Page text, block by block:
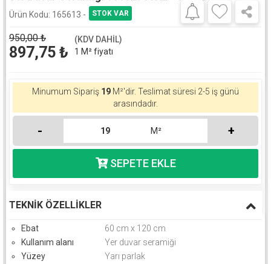
Ürün Kodu: 165613 -
950,00₺
897,75 ₺
(KDV DAHİL)
1 M² fiyatı
Minumum Sipariş 19 M²'dir. Teslimat süresi 2-5 iş günü
arasındadır.
- M² +
TEKNIK ÖZELLIKLER
Ebat
60 cm x 120 cm
Kullanım alanı
Yer duvar seramiği
Yüzey
Yarı parlak